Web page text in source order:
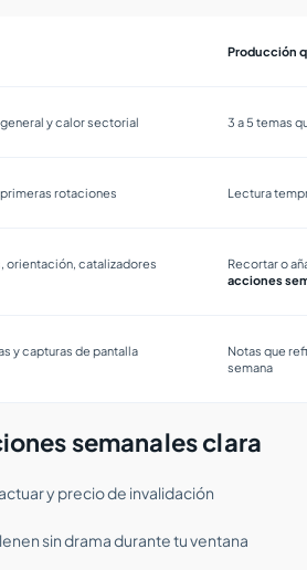
Producción
general y calor sectorial 3 a 5 temas
rotaciones Lectura
orientación, catalizadores Recortar o
acciones
y capturas de pantalla
Notas que
semana
semanales clara
y precio de invalidación
sin drama durante tu ventana